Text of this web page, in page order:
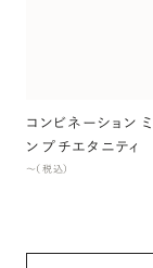
コンビネーション
ン プチエタニティ
〜（税込）